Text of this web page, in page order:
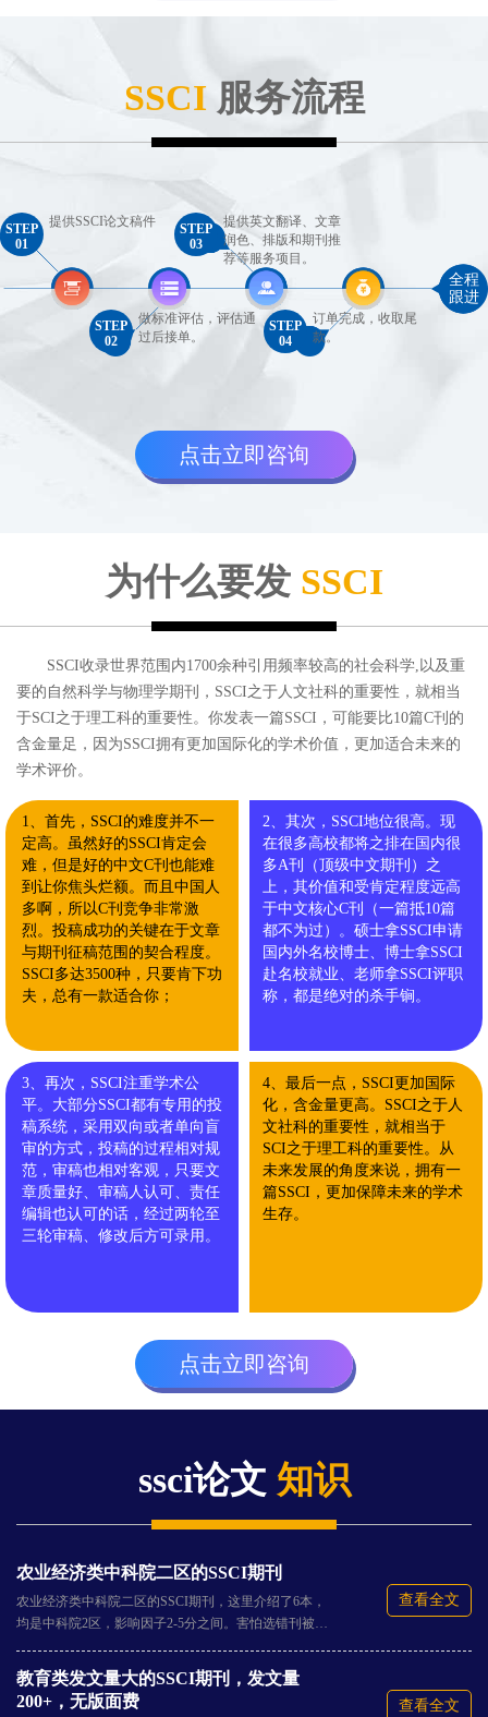
SSCI服务流程
STEP
01
提供SSCI论文稿件
STEP
03
提供英文翻译、文章
润色、排版和期刊推
荐等服务项目。
STEP
02
做标准评估，评估通
过后接单。
STEP
04
订单完成，收取尾
款。
全程
跟进
点击立即咨询
为什么要发 SSCI
SSCI收录世界范围内1700余种引用频率较高的社会科学,以及重
要的自然科学与物理学期刊，SSCI之于人文社科的重要性，就相当
于SCI之于理工科的重要性。你发表一篇SSCI，可能要比10篇C刊的
含金量足，因为SSCI拥有更加国际化的学术价值，更加适合未来的
学术评价。
1、首先，SSCI的难度并不一
定高。虽然好的SSCI肯定会
难，但是好的中文C刊也能难
到让你焦头烂额。而且中国人
多啊，所以C刊竞争非常激
烈。投稿成功的关键在于文章
与期刊征稿范围的契合程度。
SSCI多达3500种，只要肯下功
夫，总有一款适合你；
2、其次，SSCI地位很高。现
在很多高校都将之排在国内很
多A刊（顶级中文期刊）之
上，其价值和受肯定程度远高
于中文核心C刊（一篇抵10篇
都不为过）。硕士拿SSCI申请
国内外名校博士、博士拿SSCI
赴名校就业、老师拿SSCI评职
称，都是绝对的杀手锏。
3、再次，SSCI注重学术公
平。大部分SSCI都有专用的投
稿系统，采用双向或者单向盲
审的方式，投稿的过程相对规
范，审稿也相对客观，只要文
章质量好、审稿人认可、责任
编辑也认可的话，经过两轮至
三轮审稿、修改后方可录用。
4、最后一点，SSCI更加国际
化，含金量更高。SSCI之于人
文社科的重要性，就相当于
SCI之于理工科的重要性。从
未来发展的角度来说，拥有一
篇SSCI，更加保障未来的学术
生存。
点击立即咨询
ssci论文 知识
查看全文
农业经济类中科院二区的SSCI期刊
农业经济类中科院二区的SSCI期刊，这里介绍了6本，
均是中科院2区，影响因子2-5分之间。害怕选错刊被拒
究方向。
查看全文
教育类发文量大的SSCI期刊，发文量
200+，无版面费